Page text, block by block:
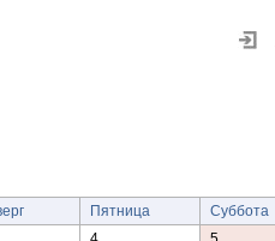
Пятница Суббота